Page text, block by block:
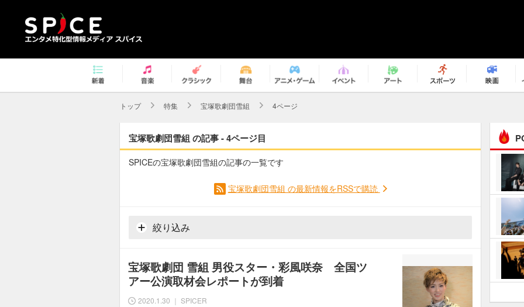
トップ 特集 宝塚歌劇団雪組 4ページ
宝塚歌劇団雪組 の記事 - 4ページ目
SPICEの宝塚歌劇団雪組の記事の一覧です
宝塚歌劇団雪組 の最新情報をRSSで購読
絞り込み
宝塚歌劇団 雪組 男役スター・彩風咲奈 全国ツ
アー公演取材会レポートが到着
2020.1.30 ｜ SPICER